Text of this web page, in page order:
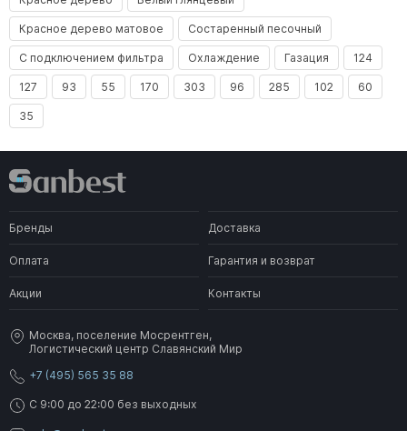
Красное дерево матовое Состаренный песочный
С подключением фильтра Охлаждение Газация 124
127 93 55 170 303 96 285 102 60
35
Бренды Доставка
Оплата Гарантия и возврат
Акции Контакты
Москва, поселение Мосрентген,
Логистический центр Славянский Мир
+7 (495) 565 35 88
C 9:00 до 22:00 без выходных